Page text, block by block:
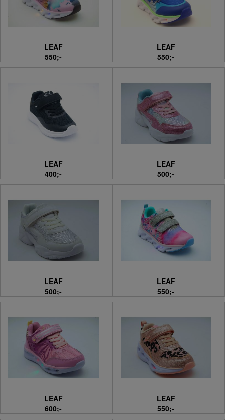
LEAF
550;-
LEAF
550;-
LEAF
400;-
LEAF
500;-
LEAF
500;-
LEAF
550;-
LEAF
600;-
LEAF
550;-